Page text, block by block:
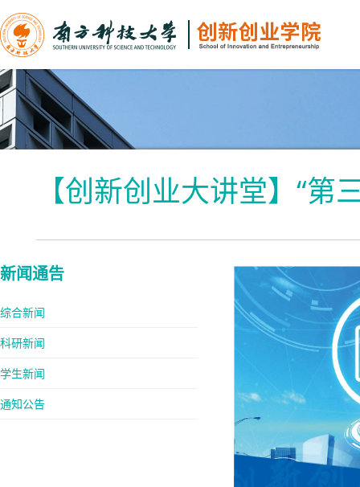
【创新创业大讲堂】“第
新闻通告
综合新闻
科研新闻
学生新闻
通知公告